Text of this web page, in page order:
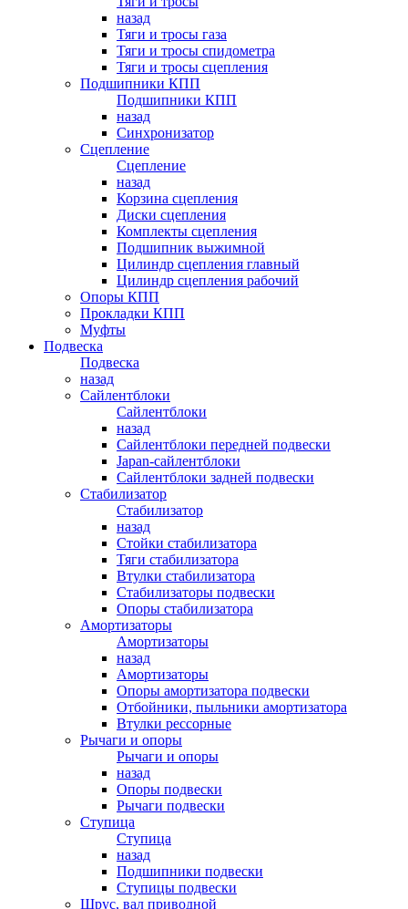
назад
Тяги и тросы газа
Тяги и тросы спидометра
Тяги и тросы сцепления
Подшипники КПП
Подшипники КПП
назад
Синхронизатор
Сцепление
Сцепление
назад
Корзина сцепления
Диски сцепления
Комплекты сцепления
Подшипник выжимной
Цилиндр сцепления главный
Цилиндр сцепления рабочий
Опоры КПП
Прокладки КПП
Муфты
Подвеска
Подвеска
назад
Сайлентблоки
Сайлентблоки
назад
Сайлентблоки передней подвески
Japan-сайлентблоки
Сайлентблоки задней подвески
Стабилизатор
Стабилизатор
назад
Стойки стабилизатора
Тяги стабилизатора
Втулки стабилизатора
Стабилизаторы подвески
Опоры стабилизатора
Амортизаторы
Амортизаторы
назад
Амортизаторы
Опоры амортизатора подвески
Отбойники, пыльники амортизатора
Втулки рессорные
Рычаги и опоры
Рычаги и опоры
назад
Опоры подвески
Рычаги подвески
Ступица
Ступица
назад
Подшипники подвески
Ступицы подвески
Шрус, вал приводной